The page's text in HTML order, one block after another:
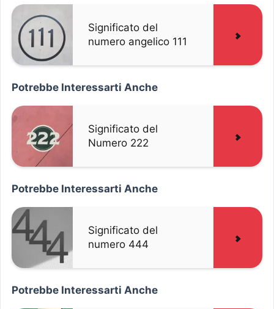
Significato del
numero angelico 111
Potrebbe Interessarti Anche
Significato del
Numero 222
Potrebbe Interessarti Anche
Significato del
numero 444
Potrebbe Interessarti Anche